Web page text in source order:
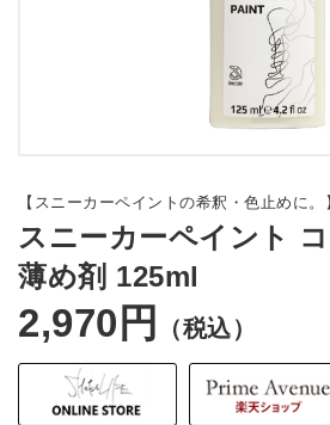
【スニーカーペイントの希釈・色止めに。
スニーカーペイント
薄め剤 125ml
2,970円 （税込）